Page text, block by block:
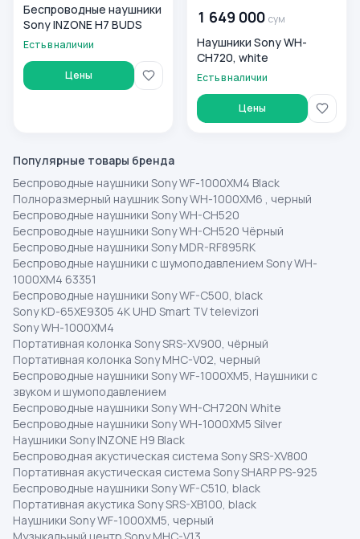
Беспроводные наушники
Sony INZONE H7 BUDS
Есть в наличии
Цены
1 649 000 сум
Наушники Sony WH-
CH720, white
Есть в наличии
Цены
Популярные товары бренда
Беспроводные наушники Sony WF-1000XM4 Black
Полноразмерный наушник Sony WH-1000XM6 , черный
Беспроводные наушники Sony WH-CH520
Беспроводные наушники Sony WH-CH520 Чёрный
Беспроводные наушники Sony MDR-RF895RK
Беспроводные наушники с шумоподавлением Sony WH-
1000XM4 63351
Беспроводные наушники Sony WF-C500, black
Sony KD-65XE9305 4K UHD Smart TV televizori
Sony WH-1000XM4
Портативная колонка Sony SRS-XV900, чёрный
Портативная колонка Sony MHC-V02, черный
Беспроводные наушники Sony WF-1000XM5, Наушники с
звуком и шумоподавлением
Беспроводные наушники Sony WH-CH720N White
Беспроводные наушники Sony WH-1000XM5 Silver
Наушники Sony INZONE H9 Black
Беспроводная акустическая система Sony SRS-XV800
Портативная акустическая система Sony SHARP PS-925
Беспроводные наушники Sony WF-C510, black
Портативная акустика Sony SRS-XB100, black
Наушники Sony WF-1000XM5, черный